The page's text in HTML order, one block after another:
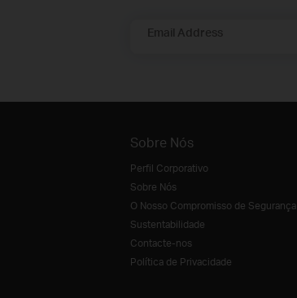
Email Address
Sobre Nós
Perfil Corporativo
Sobre Nós
O Nosso Compromisso de Segurança
Sustentabilidade
Contacte-nos
Política de Privacidade